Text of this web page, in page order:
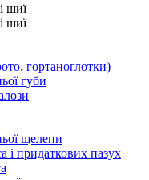
шиї
шиї
гортаноглотки)
губи
щелепи
і придаткових пазух